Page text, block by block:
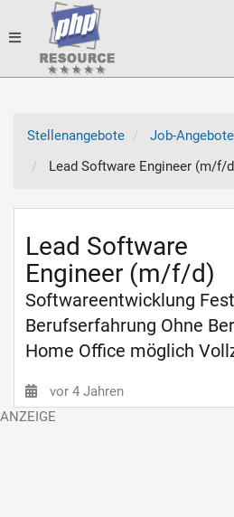
Toggle
Stellenangebote
Job-Angebote
Lead Software Engineer (m/f/
Lead Software
Engineer (m/f/d)
Softwareentwicklung
Berufserfahrung Ohne
Home Office möglich
vor 4 Jahren